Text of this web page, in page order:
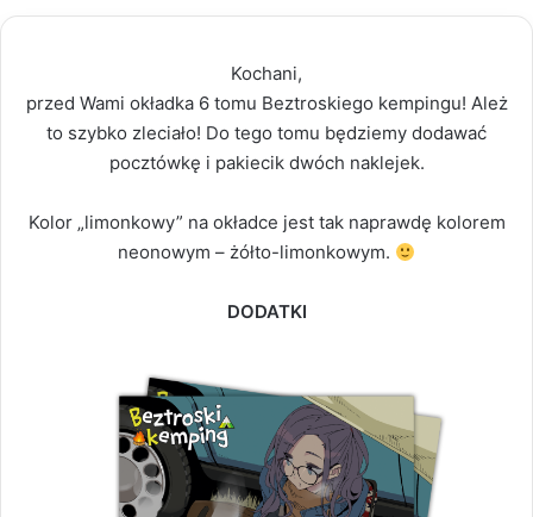
Kochani,
przed Wami okładka 6 tomu Beztroskiego kempingu! Ależ
to szybko zleciało! Do tego tomu będziemy dodawać
pocztówkę i pakiecik dwóch naklejek.
Kolor „limonkowy” na okładce jest tak naprawdę kolorem
neonowym – żółto-limonkowym.
DODATKI